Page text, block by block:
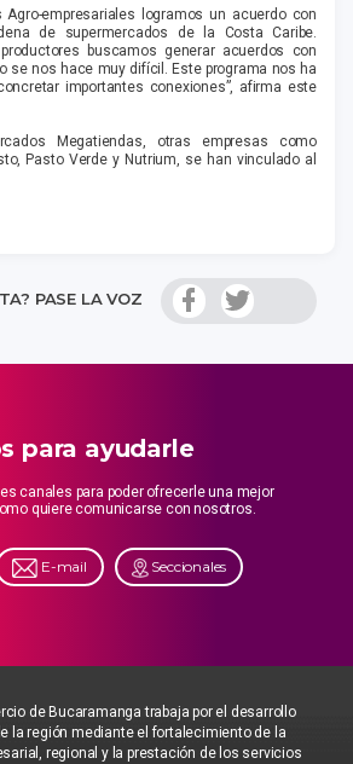
Agro-empresariales logramos un acuerdo con
de supermercados de la Costa Caribe.
buscamos ge­nerar acuerdos con
se nos hace muy difícil. Este programa nos ha
importantes conexiones”, afirma este
Megatiendas, otras empresas como
Pasto Verde y Nutrium, se han vinculado al
PASE LA VOZ
para ayudarle
canales para poder ofrecerle una mejor
quiere comunicarse con nosotros.
E-mail Seccionales
de Bucaramanga trabaja por el desarrollo
la región mediante el fortalecimiento de la
regional y la prestación de los servicios